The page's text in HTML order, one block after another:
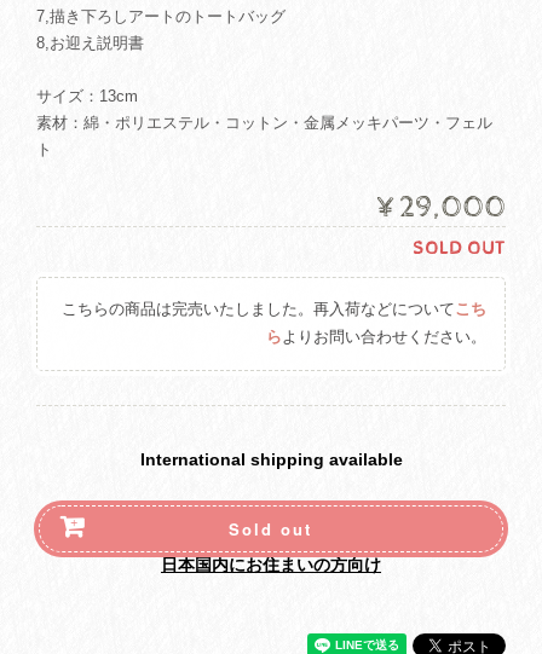
7,描き下ろしアートのトートバッグ
8,お迎え説明書
サイズ：13cm
素材：綿・ポリエステル・コットン・金属メッキパーツ・フェル
ト
¥29,000
SOLD OUT
こちらの商品は完売いたしました。再入荷などについてこち
らよりお問い合わせください。
International shipping available
Sold out
日本国内にお住まいの方向け